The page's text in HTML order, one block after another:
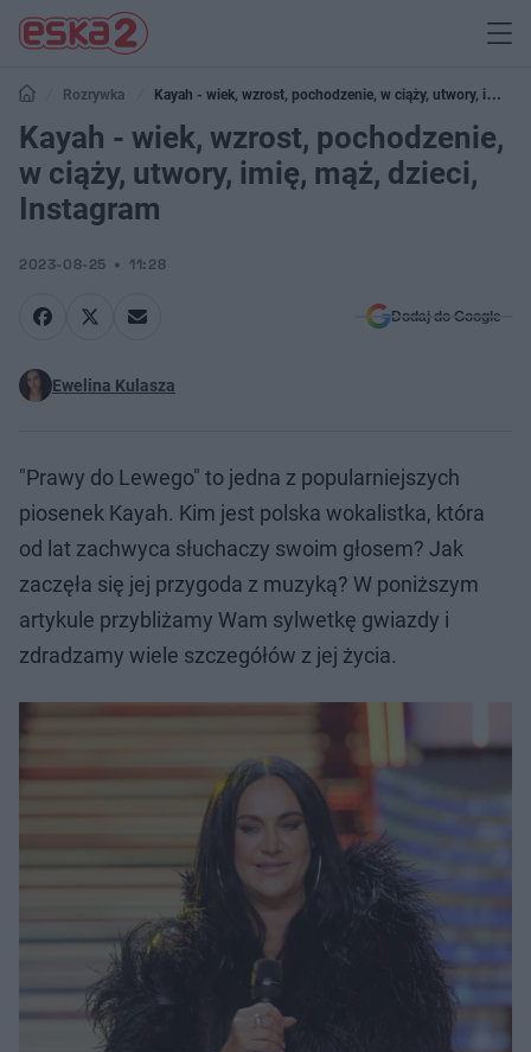
Rozrywka
Kayah - wiek, wzrost, pochodzenie, w ciąży, utwory, imię,
mąż, dzieci, Instagram
Kayah - wiek, wzrost, pochodzenie,
w ciąży, utwory, imię, mąż, dzieci,
Instagram
2023-08-25 11:28
Dodaj do Google
Ewelina Kulasza
"Prawy do Lewego" to jedna z popularniejszych
piosenek Kayah. Kim jest polska wokalistka, która
od lat zachwyca słuchaczy swoim głosem? Jak
zaczęła się jej przygoda z muzyką? W poniższym
artykule przybliżamy Wam sylwetkę gwiazdy i
zdradzamy wiele szczegółów z jej życia.